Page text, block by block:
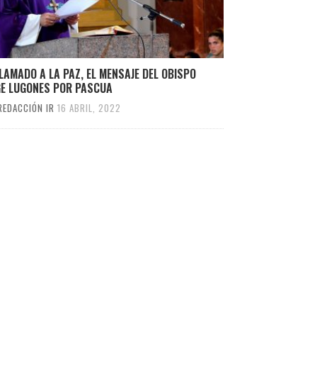
A LA PAZ, EL MENSAJE DEL OBISPO
LUGONES POR PASCUA
IR 16 ABRIL, 2022